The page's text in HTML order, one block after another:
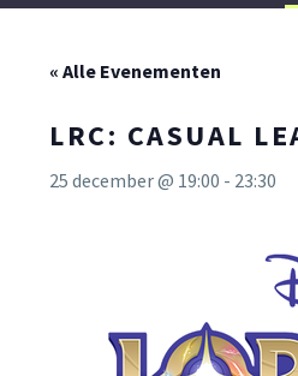
« Alle Evenementen
LRC: CASUAL
25 december @ 19:00 - 23:30